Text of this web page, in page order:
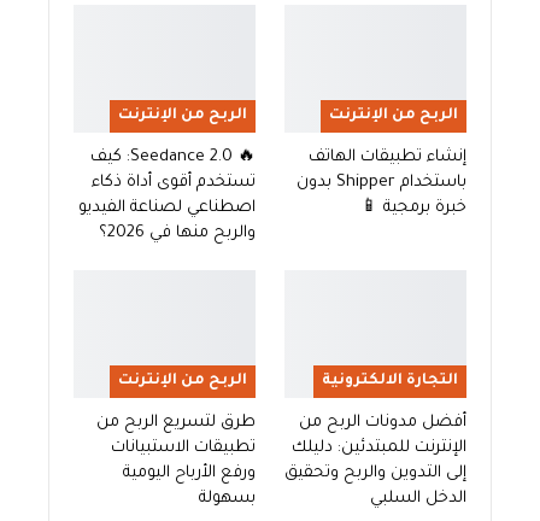
الربح من الإنترنت
إنشاء تطبيقات الهاتف
باستخدام Shipper بدون
خبرة برمجية 📱
الربح من الإنترنت
🔥 Seedance 2.0: كيف
تستخدم أقوى أداة ذكاء
اصطناعي لصناعة الفيديو
والربح منها في 2026؟
التجارة الالكترونية
أفضل مدونات الربح من
الإنترنت للمبتدئين: دليلك
إلى التدوين والربح وتحقيق
الدخل السلبي
الربح من الإنترنت
طرق لتسريع الربح من
تطبيقات الاستبيانات
ورفع الأرباح اليومية
بسهولة